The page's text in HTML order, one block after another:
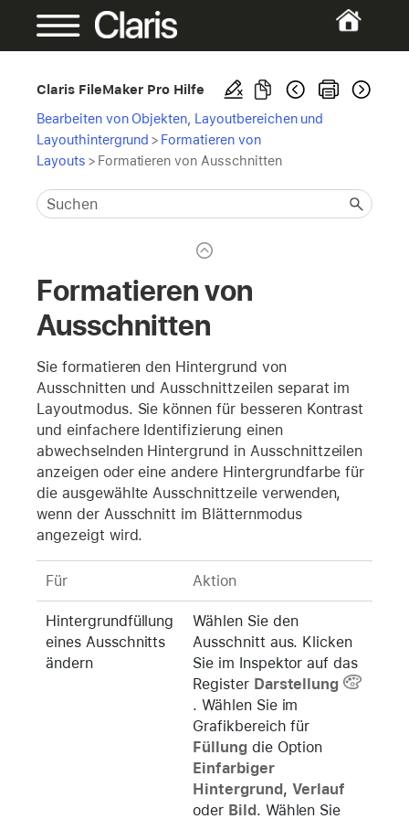
Claris FileMaker Pro Hilfe
Bearbeiten von Objekten, Layoutbereichen und
Layouthintergrund > Formatieren von
Layouts > Formatieren von Ausschnitten
Formatieren von
Ausschnitten
Sie formatieren den Hintergrund von
Ausschnitten und Ausschnittzeilen separat im
Layoutmodus. Sie können für besseren Kontrast
und einfachere Identifizierung einen
abwechselnden Hintergrund in Ausschnittzeilen
anzeigen oder eine andere Hintergrundfarbe für
die ausgewählte Ausschnittzeile verwenden,
wenn der Ausschnitt im Blätternmodus
angezeigt wird.
Für Aktion
Hintergrundfüllung
eines Ausschnitts
ändern
Wählen Sie den
Ausschnitt aus. Klicken
Sie im Inspektor auf das
Register Darstellung
. Wählen Sie im
Grafikbereich für
Füllungdie Option
Einfarbiger
Hintergrund, Verlauf
oder Bild. Wählen Sie